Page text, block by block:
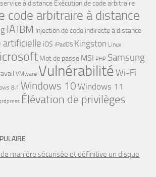
à distance Exécution de code arbitraire
code arbitraire à distance
IAIBM Injection de code indirecte à distance
artificielle iOS iPadOS Kingston Linux
Mot de passe MSI PHP Samsung
VMware VulnérabilitéWi-Fi
8.1 Windows 10 Windows 11
Élévation de privilèges
manière sécurisée et définitive un disque